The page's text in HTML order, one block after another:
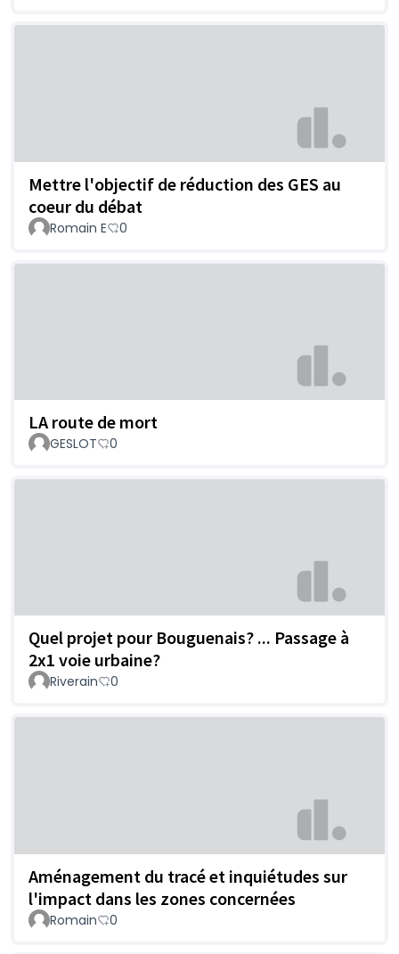
Mettre l'objectif de réduction des GES au
coeur du débat
Romain E 0
LA route de mort
GESLOT 0
Quel projet pour Bouguenais? ... Passage à
2x1 voie urbaine?
Riverain 0
Aménagement du tracé et inquiétudes sur
l'impact dans les zones concernées
Romain 0